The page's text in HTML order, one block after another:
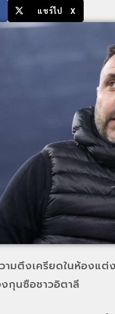
แชร์ไป X
ามตึงเครียดในห้องแ
กุนซือชาวอิตาลี